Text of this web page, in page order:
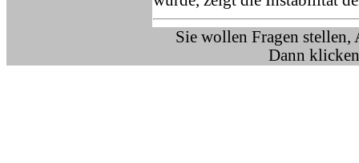
Sie wollen Fragen stellen,
Dann